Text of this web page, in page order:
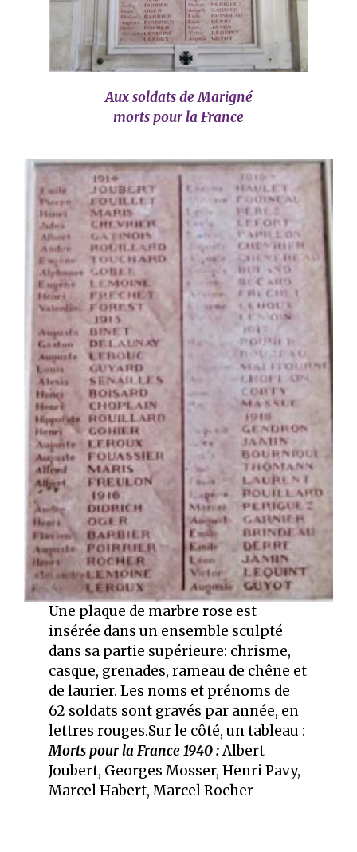
Aux soldats de Marigné
morts pour la France
Une plaque de marbre rose est
insérée dans un ensemble sculpté
dans sa partie supérieure: chrisme,
casque, grenades, rameau de chêne et
de laurier. Les noms et prénoms de
62 soldats sont gravés par année, en
lettres rouges.Sur le côté, un tableau :
Morts pour la France 1940 :Albert
Joubert, Georges Mosser, Henri Pavy,
Marcel Habert, Marcel Rocher